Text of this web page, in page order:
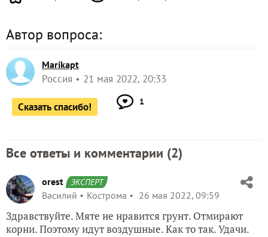
Автор вопроса:
Marikapt
Россия 21 мая 2022, 20:33
Сказать спасибо! 1
Все ответы и комментарии (2)
orest ЭКСПЕРТ
Василий Кострома 26 мая 2022, 09:59
Здравствуйте. Мяте не нравится грунт. Отмирают
корни. Поэтому идут воздушные. Как то так. Удачи.